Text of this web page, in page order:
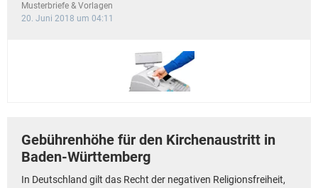
Musterbriefe & Vorlagen
20. Juni 2018 um 04:11
Gebührenhöhe für den Kirchenaustritt in
Baden-Württemberg
In Deutschland gilt das Recht der negativen Religionsfreiheit,